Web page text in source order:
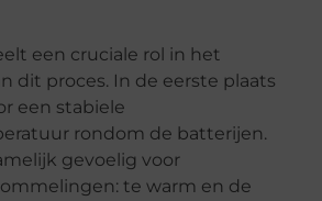
een cruciale rol in het
dit proces. In de eerste plaats
een stabiele
rondom de batterijen.
gevoelig voor
te warm en de